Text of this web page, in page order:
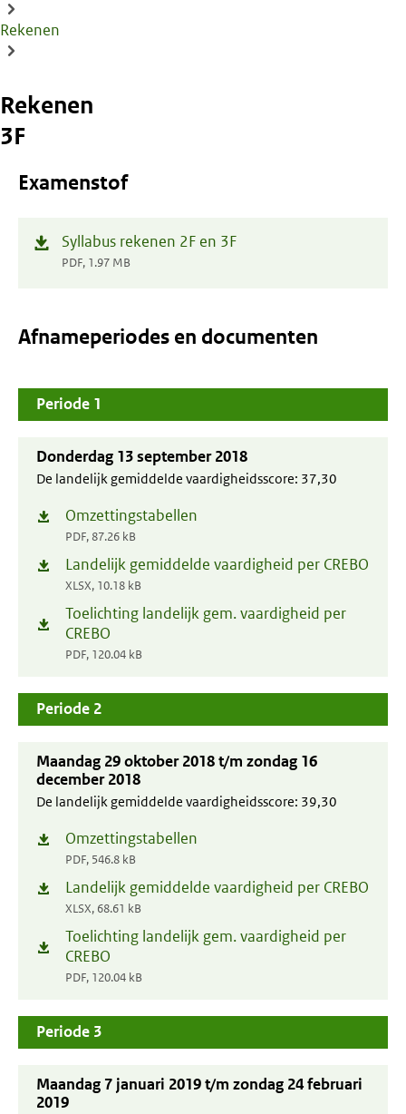
Rekenen
Rekenen
3F
Examenstof
Syllabus rekenen 2F en 3F
PDF, 1.97 MB
Afnameperiodes en documenten
Periode 1
Donderdag 13 september 2018
De landelijk gemiddelde vaardigheidsscore: 37,30
Omzettingstabellen
PDF, 87.26 kB
(opent
nieuw
venster)
Landelijk gemiddelde vaardigheid per CREBO
XLSX, 10.18 kB
(opent
nieuw
venster)
Toelichting landelijk gem. vaardigheid per
CREBO
PDF, 120.04 kB
(opent
venster)
Periode 2
Maandag 29 oktober 2018 t/m zondag 16
december 2018
De landelijk gemiddelde vaardigheidsscore: 39,30
Omzettingstabellen
PDF, 546.8 kB
(opent
nieuw
venster)
Landelijk gemiddelde vaardigheid per CREBO
XLSX, 68.61 kB
(opent
nieuw
venster)
Toelichting landelijk gem. vaardigheid per
CREBO
PDF, 120.04 kB
(opent
venster)
Periode 3
Maandag 7 januari 2019 t/m zondag 24 februari
2019